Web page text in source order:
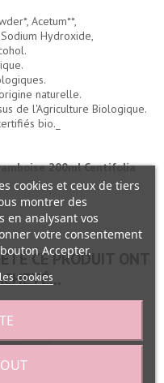
Acetum**,
Hydroxide,
naturelle.
de l'Agriculture Biologique.
bio._
200ml Centifolia
CE PRODUIT ONT
cookies et ceux de tiers
montrer des
en analysant vos
votre consentement
Accepter.
cookies